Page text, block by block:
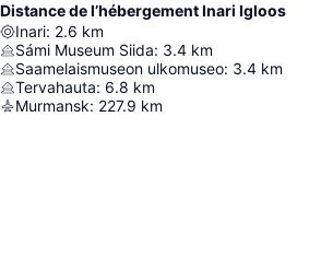
Distance de l’hébergement Inari Igloos
Inari: 2.6 km
Sámi Museum Siida: 3.4 km
Saamelaismuseon ulkomuseo: 3.4 km
Tervahauta: 6.8 km
Murmansk: 227.9 km